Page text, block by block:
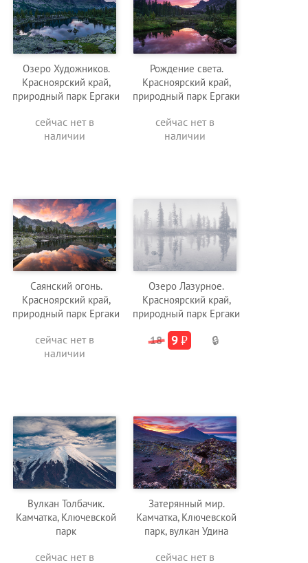
Озеро Художников.
Красноярский край,
природный парк Ергаки
сейчас нет в
наличии
Рождение света.
Красноярский край,
природный парк Ергаки
сейчас нет в
наличии
Саянский огонь.
Красноярский край,
природный парк Ергаки
сейчас нет в
наличии
Озеро Лазурное.
Красноярский край,
природный парк Ергаки
18 9₽ 🔒
Вулкан Толбачик.
Камчатка, Ключевской
парк
сейчас нет в
Затерянный мир.
Камчатка, Ключевской
парк, вулкан Удина
сейчас нет в